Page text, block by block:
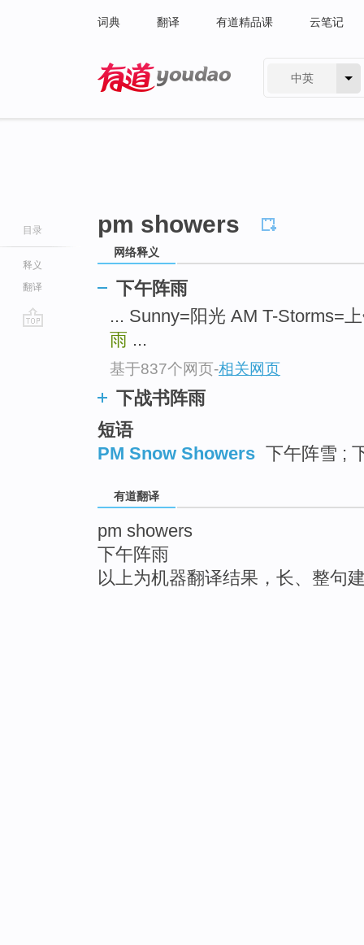
词典 翻译 有道精品课 云笔记
中英
目录
释义
翻译
pm showers
网络释义
下午阵雨
... Sunny=阳光 AM T-Storms=
雨 ...
基于837个网页-相关网页
下战书阵雨
短语
PM Snow Showers 下午阵雪 ;
有道翻译
pm showers
下午阵雨
以上为机器翻译结果，长、整句